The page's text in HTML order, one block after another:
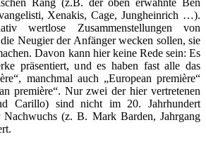
Rang (z.B. der oben erwähnte Ben
Xenakis, Cage, Jungheinrich …).
wertlose Zusammenstellungen von
Neugier der Anfänger wecken sollen, sie
Davon kann hier keine Rede sein: Es
präsentiert, und es haben fast alle das
manchmal auch „European première“
première“. Nur zwei der hier vertretenen
Carillo) sind nicht im 20. Jahrhundert
Nachwuchs (z. B. Mark Barden, Jahrgang